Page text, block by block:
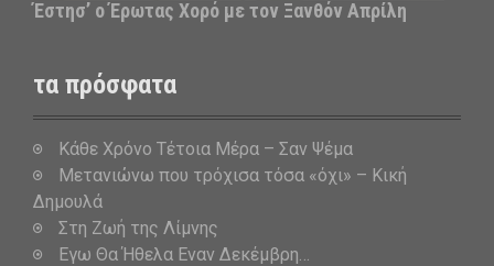
Έστησ’ ο Έρωτας Χορό με τον Ξανθόν Απρίλη
τα πρόσφατα
Κάθε Χρόνο Τέτοια Μέρα – Σαν Ψέμα
Μετανιώνω που τρόχισα τόσα «όχι» – Κική
Δημουλά
Στη Ζωή της Λίμνης
Εγω Θα Ήθελα Εναν Δεκέμβρη…